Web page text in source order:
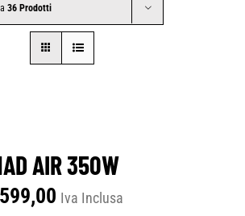
CONTATTI
ACCOUNT
CARRELLO
36 Prodotti
AIR 350W
599,00 Iva Inclusa